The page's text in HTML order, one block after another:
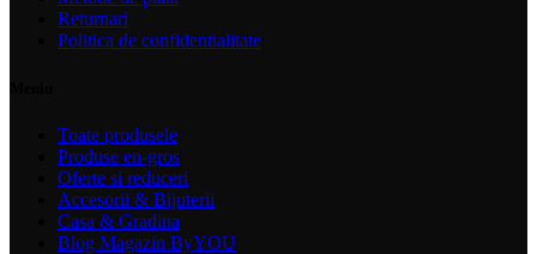
Returnari
Politica de confidentialitate
Toate produsele
Produse en-gros
Oferte si reduceri
Accesorii & Bijuterii
Casa & Gradina
Blog Magazin ByYOU